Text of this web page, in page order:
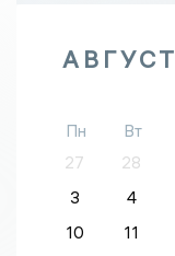
АВГУСТ
Пн Вт
27
28
3
4
10
11